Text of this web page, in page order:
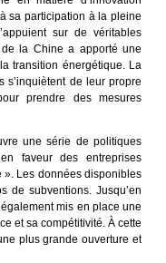
sa participation à la pleine
sur de véritables
la Chine a apporté une
transition énergétique. La
s’inquiètent de leur propre
prendre des mesures
une série de politiques
faveur des entreprises
Les données disponibles
de subventions. Jusqu’en
mis en place une
et sa compétitivité. À cette
plus grande ouverture et